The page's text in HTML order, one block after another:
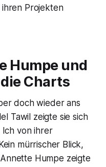
ihren Projekten
Humpe und
Charts
doch wieder ans
Tawil zeigte sie sich
Ich von ihrer
mürrischer Blick,
Humpe zeigte